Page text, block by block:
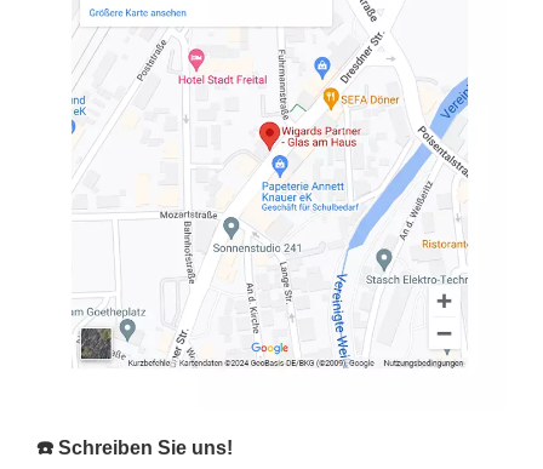
☎️ Schreiben Sie uns!